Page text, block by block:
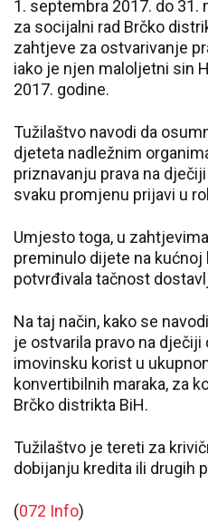
1. septembra 2017. do 31.
za socijalni rad Brčko
zahtjeve za ostvarivanje
iako je njen maloljetni sin
2017. godine.
Tužilaštvo navodi da
djeteta nadležnim
priznavanju prava na
svaku promjenu prijavi u
Umjesto toga, u
preminulo dijete na
potvrđivala tačnost
Na taj način, kako se
je ostvarila pravo na dječiji
imovinsku korist u
konvertibilnih maraka, za
Brčko distrikta BiH.
Tužilaštvo je tereti za
dobijanju kredita ili drugih
(072 Info)